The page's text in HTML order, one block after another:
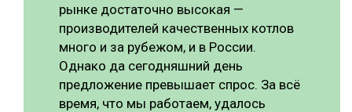
рынке достаточно высокая —
производителей качественных котлов
много и за рубежом, и в России.
Однако да сегодняшний день
предложение превышает спрос. За всё
время, что мы работаем, удалось